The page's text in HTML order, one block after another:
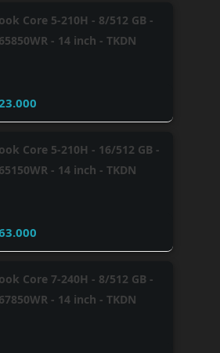
Core 5-210H - 8/512 GB -
- 14 inch - TKDN
Core 5-210H - 16/512 GB -
- 14 inch - TKDN
Core 7-240H - 8/512 GB -
- 14 inch - TKDN